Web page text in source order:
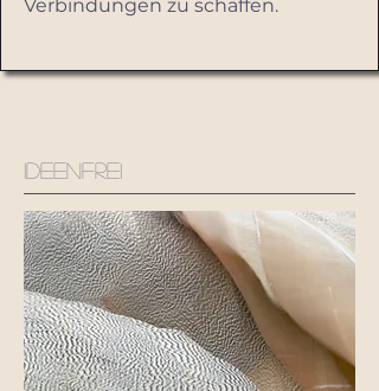
Verbindungen zu schaffen.
ideenfrei